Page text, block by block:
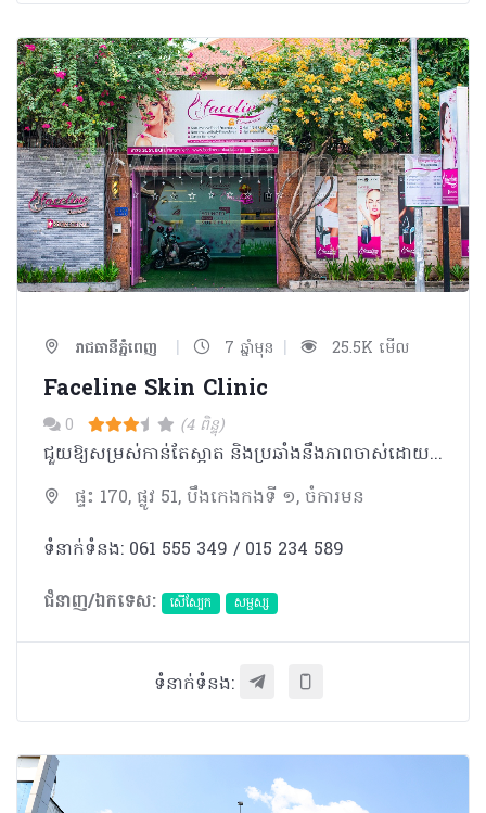
រាជធានីភ្នំពេញ | 7 ឆ្នាំមុន | 25.5K មើល
Faceline Skin Clinic
0 (4 ពិន្ទុ)
ជួយ​ឱ្យ​សម្រស់​កា​ន់​តែ​ស្អាត និង​ប្រឆាំង​នឹង​ភាព​ចាស់​ដោយ​មិនចាំ​បាច់​វះ​កាត់ ផលិតផល វិធីសាស្រ្ត និងម៉ាស៊ីនរបស់យើង មើល​ទៅ​ហាក់ដូច​ជាស្រដៀង​គ្នា​ជាមួយ​គ្លីនីក​ផ្សេងៗ​ទៀត​​ នៅក្នុង​ទីផ្សារ​កែសម្ផស្ស​​បច្ចុប្បន្ន។​ ប៉ុន្តែ យើង​ពិត​ជា​មានមោទនភាព ​ក្នុងការ​បង្ហាញ​នូវ​ក្រុម​វេជ្ជបណ្ឌិត​ជំនាញ ​និងបុគ្គលិក​ ដែល​ឆ្លងកាត់​ការ​បណ្តុះបណ្តាល​​ត្រឹមត្រឹម ​ដើម្បី​​ធានា​ជូន​នូវ​ការ​ផ្តល់​សេវាកម្ម​ និង​​ការព្យាបាល​​ដ៏ល្អ​បំផុត​ ​ដល់​អតិថិជន​របស់​យើង។ យើង​ផ្តោត​សំខាន់ លើ​វិធីសាស្រ្ត​ព្យាបាល​ទំនើប ​ដោយ​មិន​ចាំបាច់​វះកាត់ តាមរយៈ​ការ​ប្រើប្រាស់​បច្ចេកវិទ្យា​ទំនើប​ចុងក្រោយ​បំផុត ដើម្បី​ជួយ​ឲ្យ​សម្រស់​របស់​អតិថិជន​កាន់តែ​ស្អាត​​តាម​​បែប​ធម្មជាតិ​ និង​ប្រឆាំង​ភាពចាស់​។ ​ អតិថិជន​ នឹង​អាច​មើល​ឃើញ​ពី​លទ្ធផល​តាម​បែប​ធម្មជាតិ ពោល​គឺ​មិនមែន​សិប្បនិមិត្ត​នោះឡើយ។ យើង​រំពឹង​ថា លោក​អ្នក​នឹង​ទទួល​បាន​ភាព​ស្រស់ស្អាត​ តាម​ក្តី​ប្រាថ្នា ដែល​ធ្វើ​ឲ្យ​អ្នក​មាន​ភាព​លេច​ធ្លោ​ខ្លាំង តាម​បែប​ធម្មជាតិ​ មិនមែន​«​សិប្បនិមិត្ត​»​ទេ​។ ​សម្រាប់​ក្រុម​ការងារ​​យើង​ខ្ញុំ​​ អ្នក​គឺ​នៅតែ​ជា ​“អ្នក” ​ដោយ​អម​ជាមួយ​ភាព​លេចធ្លោ​ ស្រស់ស្អាត​ និង ​លើស​ពី​មាន​តម្លៃ។
ផ្ទះ 170, ផ្លូវ 51, បឹងកេងកងទី ១, ចំការមន
ទំនាក់ទំនង: 061 555 349 / 015 234 589
ជំនាញ/ឯកទេស:
សើស្បែក សម្ផស្ស
ទំនាក់ទំនង: